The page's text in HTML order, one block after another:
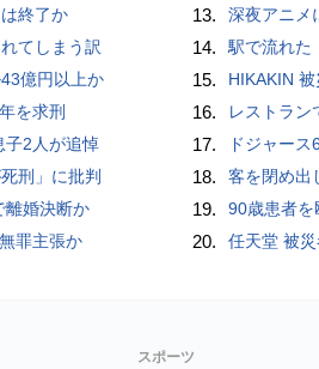
終了か
てしまう訳
億円以上か
を求刑
子2人が追悼
刑」に批判
離婚決断か
罪主張か
13. 深夜アニメ
14. 駅で流れた
15. HIKAKIN
16. レストラン
17. ドジャー
18. 客を閉め出
19. 90歳患者を
20. 任天堂 被
スポーツ